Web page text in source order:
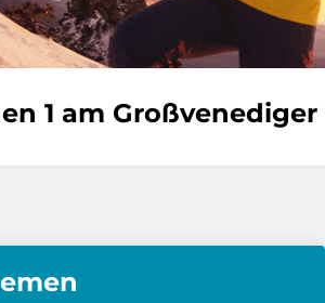
1 am Großvenediger